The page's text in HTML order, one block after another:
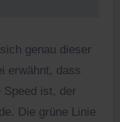
genau dieser
erwähnt, dass
Speed ist, der
Die grüne Linie